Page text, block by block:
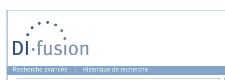
Recherche avancée Historique de recherche